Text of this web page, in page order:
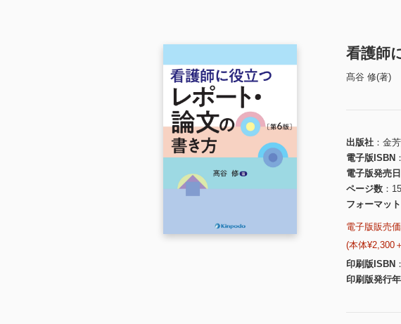
看護師
髙谷 修(著)
出版社
金
電子版ISBN
電子版発売日
ページ数
フォーマット
電子版販売価
(本体¥2,300
印刷版ISBN
印刷版発行年